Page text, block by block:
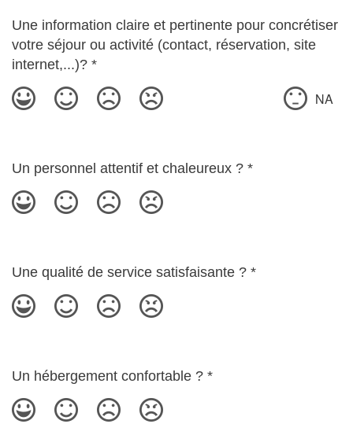
Une information claire et pertinente pour concrétiser
votre séjour ou activité (contact, réservation, site
internet,...)? *
NA
Un personnel attentif et chaleureux ? *
Une qualité de service satisfaisante ? *
Un hébergement confortable ? *